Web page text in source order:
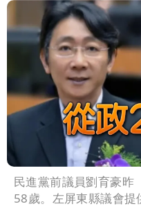
民進黨前議員劉育豪昨
58歲。左屏東縣議會